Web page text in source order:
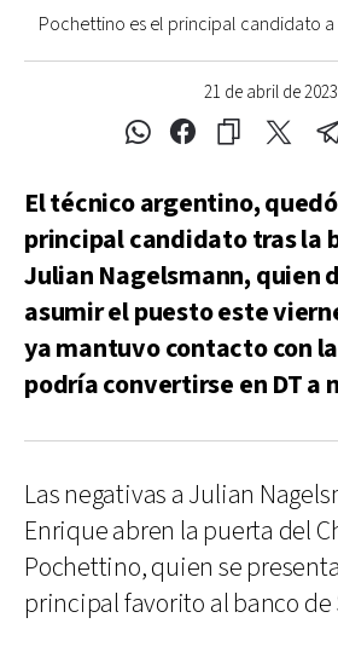
21 de abril de 2023
Pochettino es el principal candidato a
El técnico argentino,
principal candidato tras la
Julian Nagelsmann, quien
asumir el puesto este
ya mantuvo contacto con
podría convertirse en DT a
Las negativas a Julian
Enrique abren la puerta del
Pochettino, quien se
principal favorito al banco de